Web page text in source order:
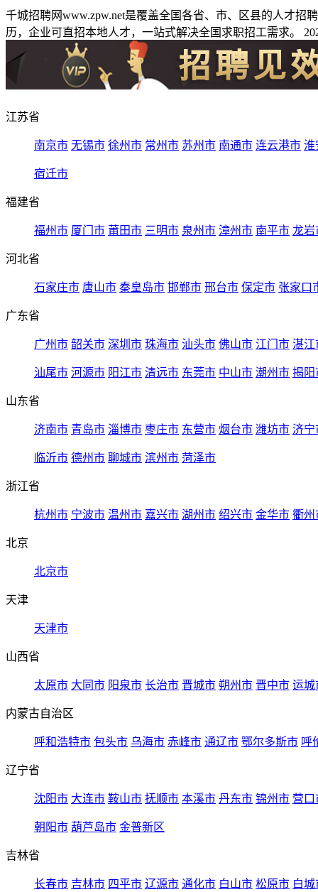
千城招聘网www.zpw.net是覆盖全国各省、市、区县的人才
历，企业可直招本地人才，一站式解决全国求职招工需求。
江苏省
南京市 无锡市 徐州市 常州市 苏州市 南通市 连云港市 淮
宿迁市
福建省
福州市 厦门市 莆田市 三明市 泉州市 漳州市 南平市 龙岩
河北省
石家庄市 唐山市 秦皇岛市 邯郸市 邢台市 保定市 张家口
广东省
广州市 韶关市 深圳市 珠海市 汕头市 佛山市 江门市 湛江
汕尾市 河源市 阳江市 清远市 东莞市 中山市 潮州市 揭阳
山东省
济南市 青岛市 淄博市 枣庄市 东营市 烟台市 潍坊市 济宁
临沂市 德州市 聊城市 滨州市 菏泽市
浙江省
杭州市 宁波市 温州市 嘉兴市 湖州市 绍兴市 金华市 衢州
北京
北京市
天津
天津市
山西省
太原市 大同市 阳泉市 长治市 晋城市 朔州市 晋中市 运城
内蒙古自治区
呼和浩特市 包头市 乌海市 赤峰市 通辽市 鄂尔多斯市 呼
辽宁省
沈阳市 大连市 鞍山市 抚顺市 本溪市 丹东市 锦州市 营口
朝阳市 葫芦岛市 金普新区
吉林省
长春市 吉林市 四平市 辽源市 通化市 白山市 松原市 白城